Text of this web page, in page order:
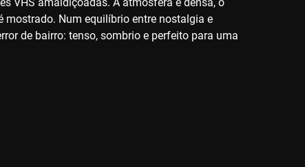
mostrado. Num equilíbrio entre nostalgia e
de bairro: tenso, sombrio e perfeito para uma